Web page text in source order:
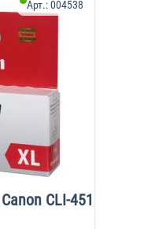
CLI-451
Арт.:004538